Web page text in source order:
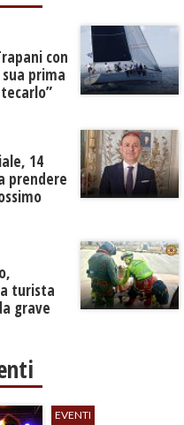
con
prima
14
prendere
turista
grave
EVENTI